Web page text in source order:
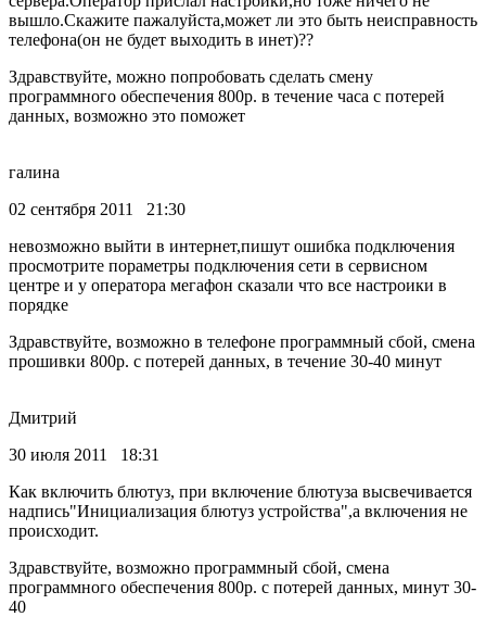
вышло.Скажите пажалуйста,может ли это быть неисправность
телефона(он не будет выходить в инет)??
Здравствуйте, можно попробовать сделать смену
программного обеспечения 800р. в течение часа с потерей
данных, возможно это поможет
галина
02 сентября 2011 21:30
невозможно выйти в интернет,пишут ошибка подключения
просмотрите пораметры подключения сети в сервисном
центре и у оператора мегафон сказали что все настроики в
порядке
Здравствуйте, возможно в телефоне программный сбой, смена
прошивки 800р. с потерей данных, в течение 30-40 минут
Дмитрий
30 июля 2011 18:31
Как включить блютуз, при включение блютуза высвечивается
надпись"Инициализация блютуз устройства",а включения не
происходит.
Здравствуйте, возможно программный сбой, смена
программного обеспечения 800р. с потерей данных, минут 30-
40